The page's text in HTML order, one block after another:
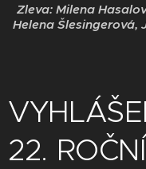
Zleva: Milena
Helena
22.